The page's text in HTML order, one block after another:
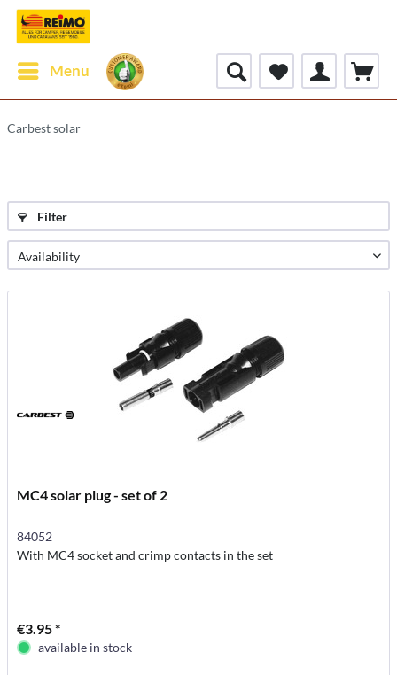
Menu
Carbest solar
Filter
MC4 solar plug - set of 2
84052
With MC4 socket and crimp contacts in the set
€3.95 *
available in stock